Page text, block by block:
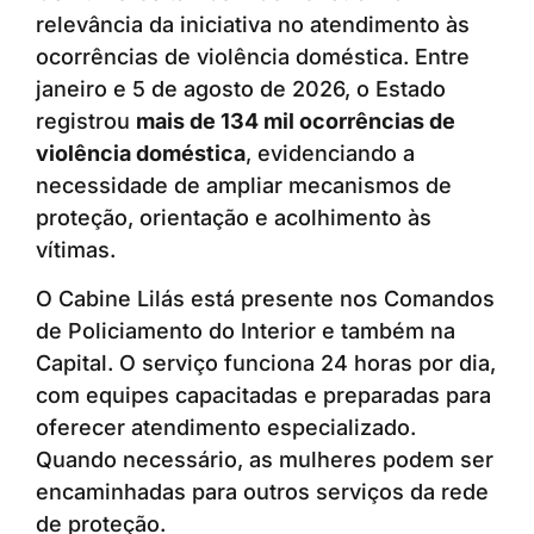
relevância da iniciativa no atendimento às
ocorrências de violência doméstica. Entre
janeiro e 5 de agosto de 2026, o Estado
registrou mais de 134 mil ocorrências de
violência doméstica, evidenciando a
necessidade de ampliar mecanismos de
proteção, orientação e acolhimento às
vítimas.
O Cabine Lilás está presente nos Comandos
de Policiamento do Interior e também na
Capital. O serviço funciona 24 horas por dia,
com equipes capacitadas e preparadas para
oferecer atendimento especializado.
Quando necessário, as mulheres podem ser
encaminhadas para outros serviços da rede
de proteção.